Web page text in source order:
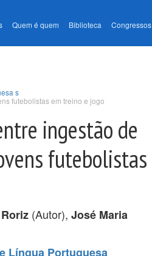
Quem é quem Biblioteca Congressos
s
futebolistas em treino e jogo
ingestão de
futebolistas
(Autor), José Maria
Língua Portuguesa